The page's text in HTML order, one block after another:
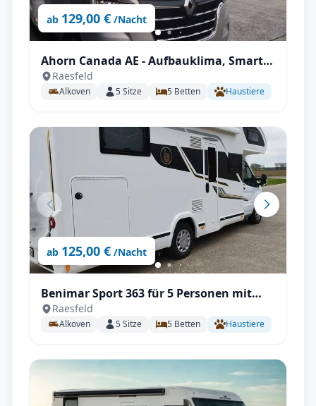
ab 129,00 € /Nacht
Ahorn Canada AE - Aufbauklima, Smart-
TV, Wechselrichter, Autark mit All-
inklusive Paket
Raesfeld
Alkoven 5Sitze 5 Betten Haustiere
ab 125,00 € /Nacht
Benimar Sport 363 für 5 Personen mit
Einzelbetten, Solar, Autark, TV, All-
Inklusive
Raesfeld
Alkoven 5Sitze 5 Betten Haustiere